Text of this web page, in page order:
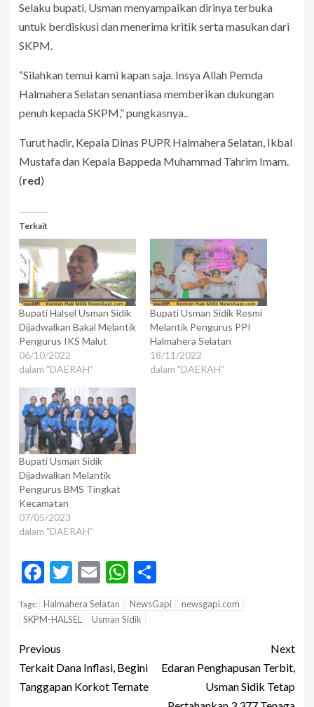
Selaku bupati, Usman menyampaikan dirinya terbuka
untuk berdiskusi dan menerima kritik serta masukan dari
SKPM.
“Silahkan temui kami kapan saja. Insya Allah Pemda
Halmahera Selatan senantiasa memberikan dukungan
penuh kepada SKPM,” pungkasnya..
Turut hadir, Kepala Dinas PUPR Halmahera Selatan, Ikbal
Mustafa dan Kepala Bappeda Muhammad Tahrim Imam.
(red)
Terkait
Bupati Halsel Usman Sidik
Dijadwalkan Bakal Melantik
Pengurus IKS Malut
06/10/2022
dalam "DAERAH"
Bupati Usman Sidik Resmi
Melantik Pengurus PPI
Halmahera Selatan
18/11/2022
dalam "DAERAH"
Bupati Usman Sidik
Dijadwalkan Melantik
Pengurus BMS Tingkat
Kecamatan
07/05/2023
dalam "DAERAH"
Facebook
Twitter
EmailWhatsApp
Tags: Halmahera Selatan NewsGapi
newsgapi.com
SKPM-HALSEL
Usman Sidik
Previous
Terkait Dana Inflasi, Begini
Tanggapan Korkot Ternate
Next
Edaran Penghapusan Terbit,
Usman Sidik Tetap